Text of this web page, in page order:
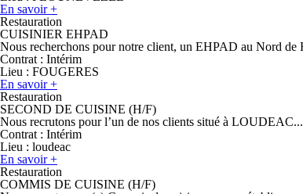
En savoir +
Restauration
CUISINIER EHPAD
Nous recherchons pour notre client, un EHPAD au Nord de
Contrat : Intérim
Lieu : FOUGERES
En savoir +
Restauration
SECOND DE CUISINE (H/F)
Nous recrutons pour l’un de nos clients situé à LOUDEAC...
Contrat : Intérim
Lieu : loudeac
En savoir +
Restauration
COMMIS DE CUISINE (H/F)